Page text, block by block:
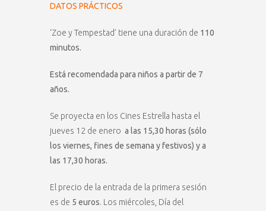
DATOS PRÁCTICOS
‘Zoe y Tempestad’ tiene una duración de 110
minutos.
Está recomendada para niños a partir de 7
años.
Se proyecta en los Cines Estrella hasta el
jueves 12 de enero a las 15,30 horas (sólo
los viernes, fines de semana y festivos) y a
las 17,30 horas.
El precio de la entrada de la primera sesión
es de 5 euros. Los miércoles, Día del